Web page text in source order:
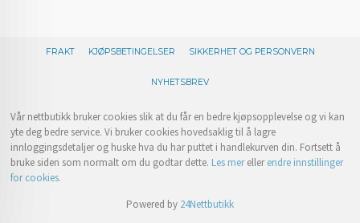
FRAKT KJØPSBETINGELSER SIKKERHET OG PERSONVERN
NYHETSBREV
Vår nettbutikk bruker cookies slik at du får en bedre kjøpsopplevelse og vi kan
yte deg bedre service. Vi bruker cookies hovedsaklig til å lagre
innloggingsdetaljer og huske hva du har puttet i handlekurven din. Fortsett å
bruke siden som normalt om du godtar dette. Les merellerendre innstillinger
for cookies.
Powered by 24Nettbutikk